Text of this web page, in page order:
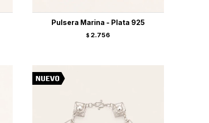
Pulsera Marina - Plata 925
$ 2.756